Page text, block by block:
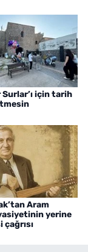
Surlar’ı için tarih
Aram
yerine